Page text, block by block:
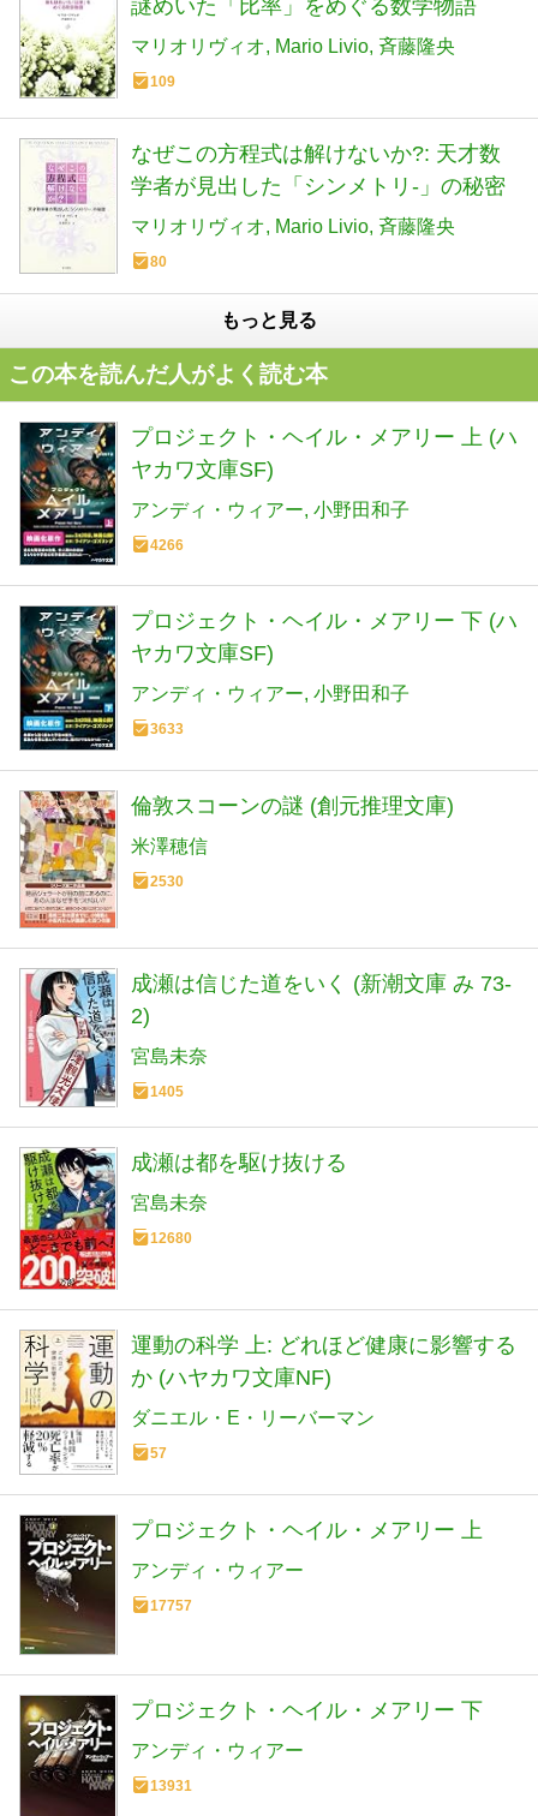
謎めいた「比率」をめぐる数学物語
マリオリヴィオ Mario Livio 斉藤隆央
109
なぜこの方程式は解けないか?: 天才数
学者が見出した「シンメトリ-」の秘密
マリオリヴィオ Mario Livio 斉藤隆央
80
もっと見る
この本を読んだ人がよく読む本
プロジェクト・ヘイル・メアリー 上 (ハ
ヤカワ文庫SF)
アンディ・ウィアー 小野田和子
4266
プロジェクト・ヘイル・メアリー 下 (ハ
ヤカワ文庫SF)
アンディ・ウィアー 小野田和子
3633
倫敦スコーンの謎 (創元推理文庫)
米澤穂信
2530
成瀬は信じた道をいく (新潮文庫 み 73-
2)
宮島未奈
1405
成瀬は都を駆け抜ける
宮島未奈
12680
運動の科学 上: どれほど健康に影響する
か (ハヤカワ文庫NF)
ダニエル・E・リーバーマン
57
プロジェクト・ヘイル・メアリー 上
アンディ・ウィアー
17757
プロジェクト・ヘイル・メアリー 下
アンディ・ウィアー
13931